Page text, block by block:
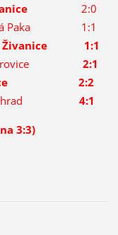
2:0
Paka 1:1
Živanice
1:1
2:1
2:2
4:1